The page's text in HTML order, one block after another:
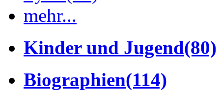
mehr...
Kinder und Jugend(80)
Biographien(114)